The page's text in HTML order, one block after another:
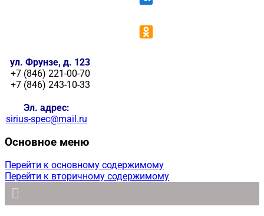
ул. Фрунзе, д. 123
+7 (846) 221-00-70
+7 (846) 243-10-33
Эл. адрес:
sirius-spec@mail.ru
Основное меню
Перейти к основному содержимому
Перейти к вторичному содержимому